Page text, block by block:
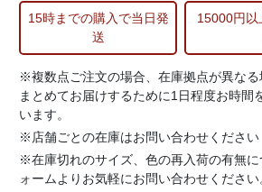
15時までの購入で当日発
送
15000円以
※複数点ご注文の場合、在庫拠点が異な
まとめてお届けするために1日程度お時間
います。
※店舗ごとの在庫はお問い合わせください
※在庫切れのサイズ、色の再入荷の有無
ォームよりお気軽にお問い合わせください